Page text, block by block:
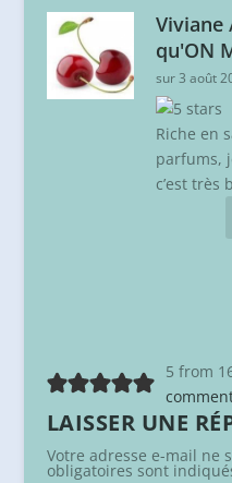
Viviane
qu'ON
sur 3 août
Riche en
parfums,
c’est très
5 from
LAISSER UNE
Votre adresse e-mail ne
obligatoires sont